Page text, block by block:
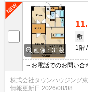
画像：31枚
敷
1階
～お電話でのお問い合
地域密着タウンハウジ
株式会社タウンハウジング
情報更新日 2026/08/08